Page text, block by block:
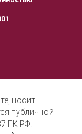
носит
публичной
ГК РФ.